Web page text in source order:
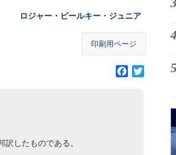
ロジャー・ピールキー・ジュニア
印刷用ページ
したものである。